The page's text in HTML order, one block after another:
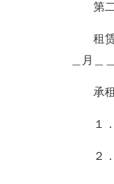
第
租
＿月＿
承
１
２